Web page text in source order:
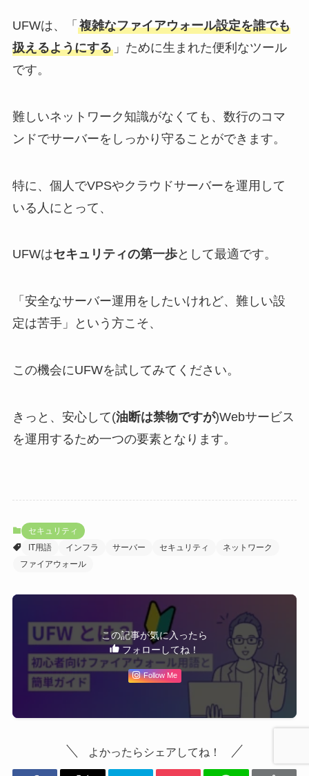
UFWは、「 複雑なファイアウォール設定を誰でも
扱えるようにする」ために生まれた便利なツール
です。
難しいネットワーク知識がなくても、数行のコマ
ンドでサーバーをしっかり守ることができます。
特に、個人でVPSやクラウドサーバーを運用して
いる人にとって、
UFWはセキュリティの第一歩として最適です。
「安全なサーバー運用をしたいけれど、難しい設
定は苦手」という方こそ、
この機会にUFWを試してみてください。
きっと、安心して(油断は禁物ですが)Webサービス
を運用するため一つの要素となります。
セキュリティ
IT用語
インフラ サーバー セキュリティ
ネットワーク
ファイアウォール
この記事が気に入ったら
フォローしてね！
Follow Me
よかったらシェアしてね！